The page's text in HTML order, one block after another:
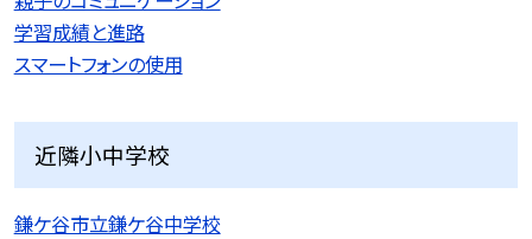
学習成績と進路
スマートフォンの使用
近隣小中学校
鎌ケ谷市立鎌ケ谷中学校